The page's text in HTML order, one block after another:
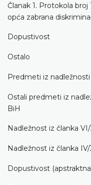
Članak 1. Protokola
opća zabrana
Dopustivost
Ostalo
Predmeti iz
Ostali predmeti iz
BiH
Nadležnost iz članka
Nadležnost iz članka
Dopustivost